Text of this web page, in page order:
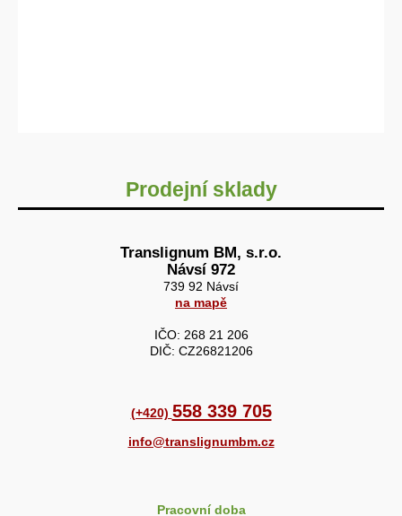
Prodejní sklady
Translignum BM, s.r.o.
Návsí 972
739 92 Návsí
na mapě
IČO: 268 21 206
DIČ: CZ26821206
(+420) 558 339 705
info@translignumbm.cz
Pracovní doba